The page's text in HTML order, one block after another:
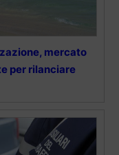
mercato
per rilanciare